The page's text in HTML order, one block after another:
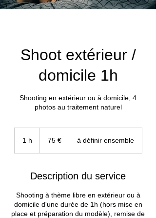
Shoot extérieur /
domicile 1h
Shooting en extérieur ou à domicile, 4
photos au traitement naturel
1 h 75 € à définir ensemble
Description du service
Shooting à thème libre en extérieur ou à
domicile d'une durée de 1h (hors mise en
place et préparation du modèle), remise de